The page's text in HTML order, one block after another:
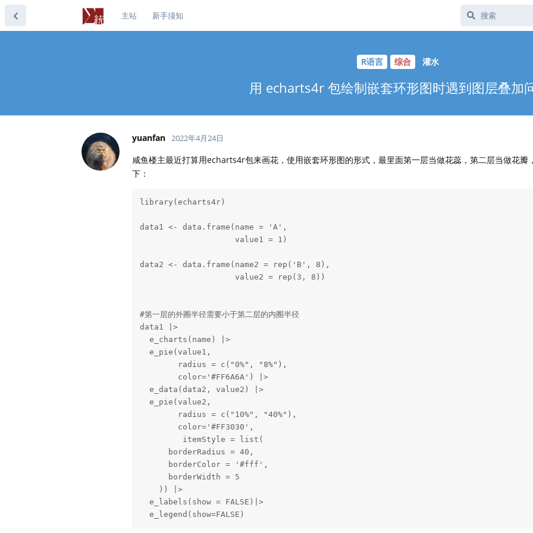
主站 新手须知
R语言 综合 灌水
用 echarts4r 包绘制嵌套环形图时遇到图层叠加
yuanfan 2022年4月24日
咸鱼楼主最近打算用echarts4r包来画花，使用嵌套环形图的形式，最里面第一层当做花蕊，第二层当做花瓣
下：
library(echarts4r)
data1 <- data.frame(name = 'A',
                    value1 = 1)
data2 <- data.frame(name2 = rep('B', 8),
                    value2 = rep(3, 8))
#第一层的外圈半径需要小于第二层的内圈半径
data1 |>
  e_charts(name) |>
  e_pie(value1,
        radius = c("0%", "8%"),
        color='#FF6A6A') |>
  e_data(data2, value2) |>
  e_pie(value2,
        radius = c("10%", "40%"),
        color='#FF3030',
         itemStyle = list(
      borderRadius = 40,
      borderColor = '#fff',
      borderWidth = 5
    )) |>
  e_labels(show = FALSE)|>
  e_legend(show=FALSE)